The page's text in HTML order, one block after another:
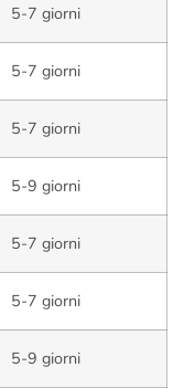
5-7 giorni
5-7 giorni
5-7 giorni
5-9 giorni
5-7 giorni
5-7 giorni
5-9 giorni